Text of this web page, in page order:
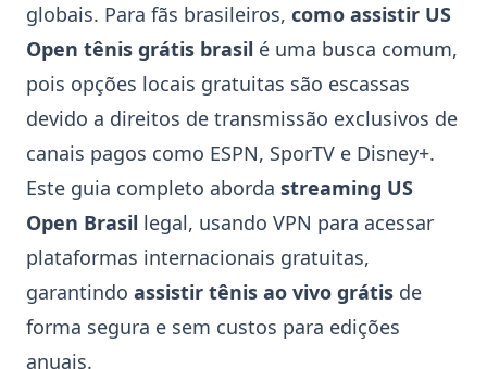
globais. Para fãs brasileiros, como assistir US
Open tênis grátis brasil é uma busca comum,
pois opções locais gratuitas são escassas
devido a direitos de transmissão exclusivos de
canais pagos como ESPN, SporTV e Disney+.
Este guia completo aborda streaming US
Open Brasil legal, usando VPN para acessar
plataformas internacionais gratuitas,
garantindo assistir tênis ao vivo grátis de
forma segura e sem custos para edições
anuais.